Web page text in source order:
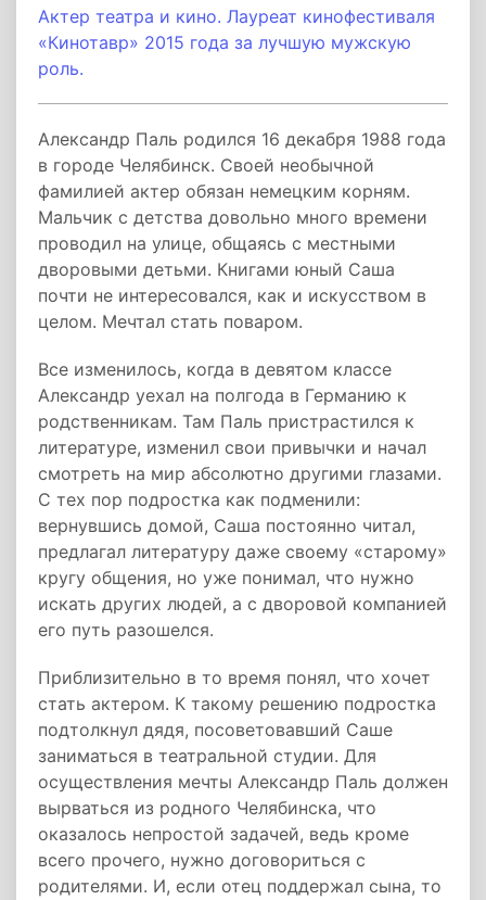
Актер театра и кино. Лауреат кинофестиваля
«Кинотавр» 2015 года за лучшую мужскую
роль.
Александр Паль родился 16 декабря 1988 года
в городе Челябинск. Своей необычной
фамилией актер обязан немецким корням.
Мальчик с детства довольно много времени
проводил на улице, общаясь с местными
дворовыми детьми. Книгами юный Саша
почти не интересовался, как и искусством в
целом. Мечтал стать поваром.
Все изменилось, когда в девятом классе
Александр уехал на полгода в Германию к
родственникам. Там Паль пристрастился к
литературе, изменил свои привычки и начал
смотреть на мир абсолютно другими глазами.
С тех пор подростка как подменили:
вернувшись домой, Саша постоянно читал,
предлагал литературу даже своему «старому»
кругу общения, но уже понимал, что нужно
искать других людей, а с дворовой компанией
его путь разошелся.
Приблизительно в то время понял, что хочет
стать актером. К такому решению подростка
подтолкнул дядя, посоветовавший Саше
заниматься в театральной студии. Для
осуществления мечты Александр Паль должен
вырваться из родного Челябинска, что
оказалось непростой задачей, ведь кроме
всего прочего, нужно договориться с
родителями. И, если отец поддержал сына, то